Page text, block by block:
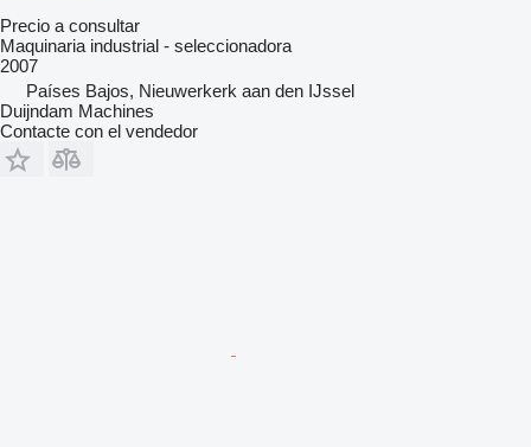
Precio a consultar
Maquinaria industrial - seleccionadora
2007
Países Bajos, Nieuwerkerk aan den IJssel
Duijndam Machines
Contacte con el vendedor